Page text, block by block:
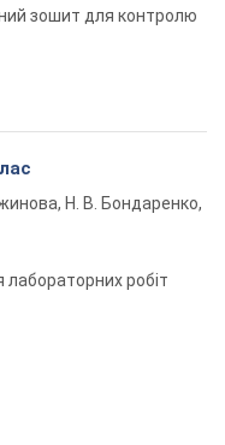
зошит для контролю
Н. В. Бондаренко,
робіт